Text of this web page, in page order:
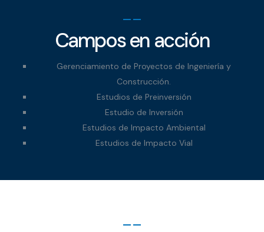
Campos en acción
Gerenciamiento de Proyectos de Ingeniería y
Construcción.
Estudios de Preinversión
Estudio de Inversión
Estudios de Impacto Ambiental
Estudios de Impacto Vial